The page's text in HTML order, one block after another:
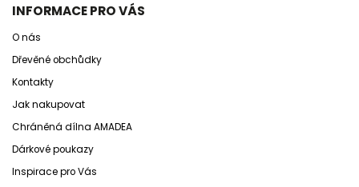
INFORMACE PRO VÁS
O nás
Dřevěné obchůdky
Kontakty
Jak nakupovat
Chráněná dílna AMADEA
Dárkové poukazy
Inspirace pro Vás